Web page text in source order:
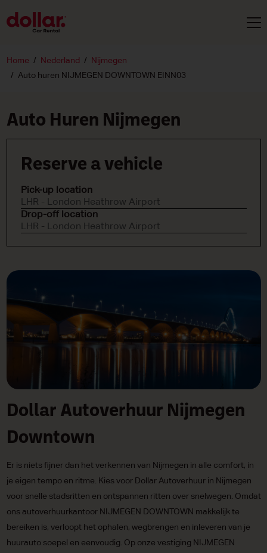
Home Nederland
Nijmegen
Auto huren NIJMEGEN DOWNTOWN EINN03
Auto Huren Nijmegen
Reserve a vehicle
Pick-up location
LHR - London Heathrow Airport
Drop-off location
LHR - London Heathrow Airport
Dollar Autoverhuur Nijmegen
Downtown
Er is niets fijner dan het verkennen van Nijmegen in alle comfort, in
je eigen tempo en ritme. Kies voor Dollar Autoverhuur in Nijmegen
voor snelle stadsritten en ontspannen ritten over snelwegen. Omdat
ons autoverhuurkantoor NIJMEGEN DOWNTOWN makkelijk te
bereiken is, verloopt het ophalen, wegbrengen en inleveren van je
huurauto soepel en eenvoudig. Op onze vestiging NIJMEGEN